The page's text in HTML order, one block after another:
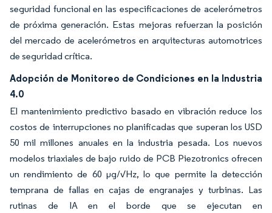
seguridad funcional en las especificaciones de acelerómetros
de próxima generación. Estas mejoras refuerzan la posición
del mercado de acelerómetros en arquitecturas automotrices
de seguridad crítica.
Adopción de Monitoreo de Condiciones en la Industria
4.0
El mantenimiento predictivo basado en vibración reduce los
costos de interrupciones no planificadas que superan los USD
50 mil millones anuales en la industria pesada. Los nuevos
modelos triaxiales de bajo ruido de PCB Piezotronics ofrecen
un rendimiento de 60 μg/√Hz, lo que permite la detección
temprana de fallas en cajas de engranajes y turbinas. Las
rutinas de IA en el borde que se ejecutan en